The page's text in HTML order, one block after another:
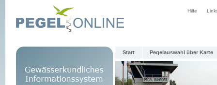
Hilfe
Start Pegelauswahl über Karte